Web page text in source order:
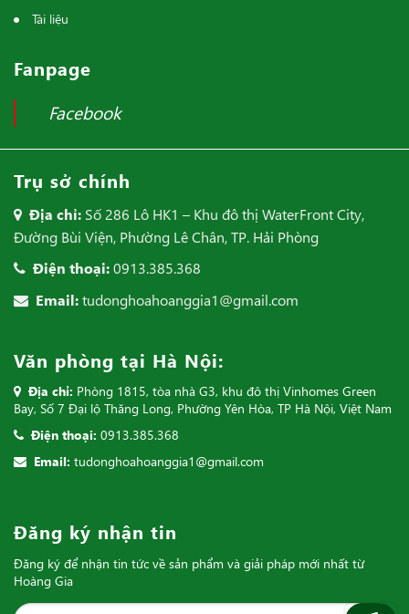
Tài liệu
Fanpage
Facebook
Trụ sở chính
Địa chỉ: Số 286 Lô HK1 – Khu đô thị WaterFront City,
Đường Bùi Viện, Phường Lê Chân, TP. Hải Phòng
Điện thoại:0913.385.368
Email:tudonghoahoanggia1@gmail.com
Văn phòng tại Hà Nội:
Địa chỉ: Phòng 1815, tòa nhà G3, khu đô thị Vinhomes Green
Bay, Số 7 Đại lộ Thăng Long, Phường Yên Hòa, TP Hà Nội, Việt Nam
Điện thoại: 0913.385.368
Email: tudonghoahoanggia1@gmail.com
Đăng ký nhận tin
Đăng ký để nhận tin tức về sản phẩm và giải pháp mới nhất từ
Hoàng Gia